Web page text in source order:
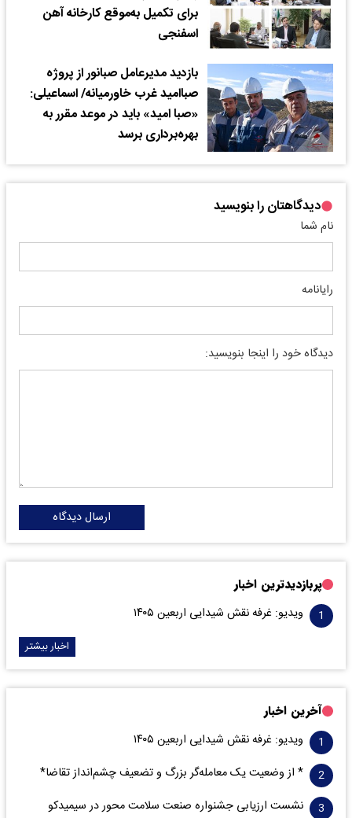
برای تکمیل به‌موقع کارخانه آهن
اسفنجی
بازدید مدیرعامل صبانور از پروژه
صباامید غرب خاورمیانه/ اسماعیلی:
«صبا امید» باید در موعد مقرر به
بهره‌برداری برسد
دیدگاهتان را بنویسید
نام شما
رایانامه
دیدگاه خود را اینجا بنویسید:
ارسال دیدگاه
پربازدیدترین اخبار
ویدیو: غرفه نقش شیدایی اربعین ۱۴۰۵
اخبار بیشتر
آخرین اخبار
ویدیو: غرفه نقش شیدایی اربعین ۱۴۰۵
* از وضعیت یک معامله‌گر بزرگ و تضعیف چشم‌انداز تقاضا*
نشست ارزیابی جشنواره صنعت سلامت‌ محور در سیمیدکو